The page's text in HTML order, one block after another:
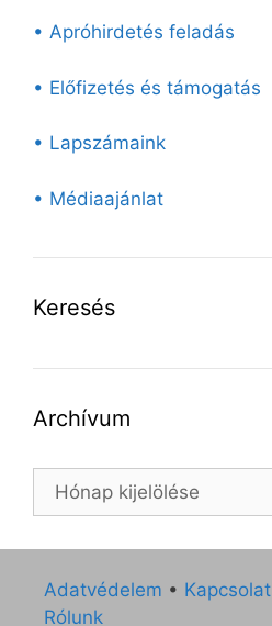
• Apróhirdetés feladás
• Előfizetés és támogatás
• Lapszámaink
• Médiaajánlat
Keresés
Archívum
Archívum
Adatvédelem • Kapcsolat
Rólunk